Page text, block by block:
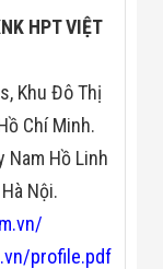
HPT VIỆT
Khu Đô Thị
Chí Minh.
Nam Hồ Linh
Nội.
profile.pdf